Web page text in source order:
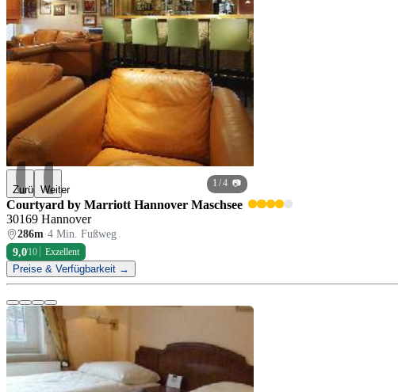
ZurückWeiter
1 / 4 📷
Courtyard by Marriott Hannover Maschsee
30169 Hannover
286m·4 Min. Fußweg
9,0/10 Exzellent
Preise & Verfügbarkeit →